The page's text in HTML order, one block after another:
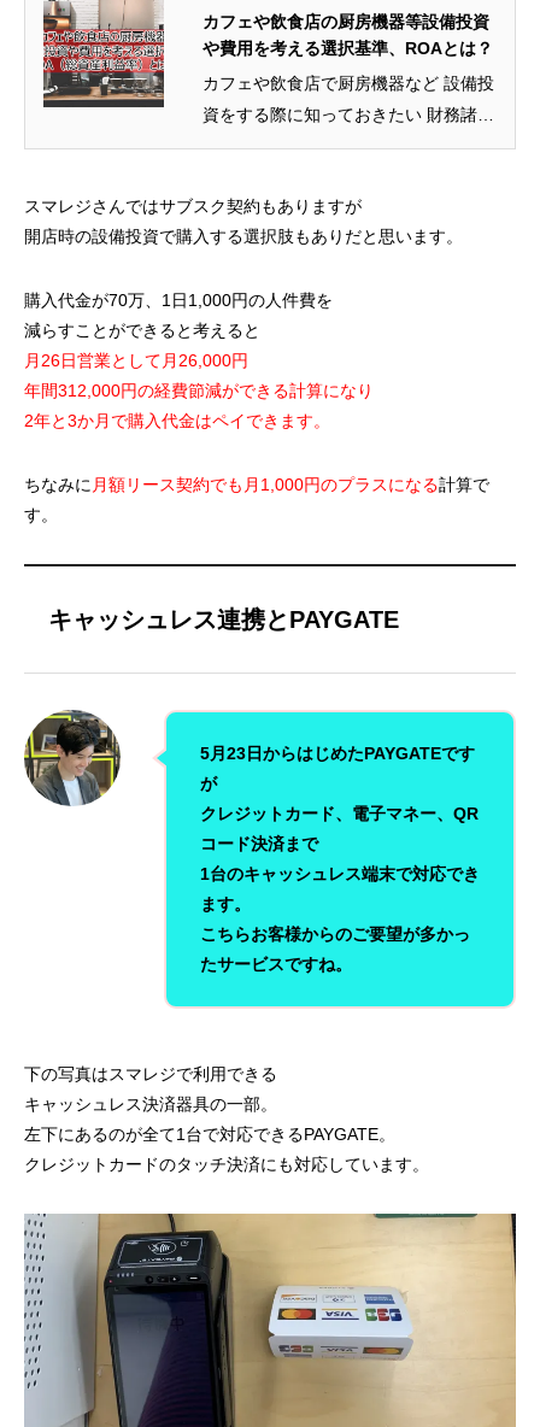
カフェや飲食店の厨房機器等設備投資
や費用を考える選択基準、ROAとは？
カフェや飲食店で厨房機器など 設備投
資をする際に知っておきたい 財務諸表
の判断基準の１つROAの記事...
スマレジさんではサブスク契約もありますが
開店時の設備投資で購入する選択肢もありだと思います。
購入代金が70万、1日1,000円の人件費を
減らすことができると考えると
月26日営業として月26,000円
年間312,000円の経費節減ができる計算になり
2年と3か月で購入代金はペイできます。
ちなみに月額リース契約でも月1,000円のプラスになる計算で
す。
キャッシュレス連携とPAYGATE
5月23日からはじめたPAYGATEです
が
クレジットカード、電子マネー、QR
コード決済まで
1台のキャッシュレス端末で対応でき
ます。
こちらお客様からのご要望が多かっ
たサービスですね。
下の写真はスマレジで利用できる
キャッシュレス決済器具の一部。
左下にあるのが全て1台で対応できるPAYGATE。
クレジットカードのタッチ決済にも対応しています。